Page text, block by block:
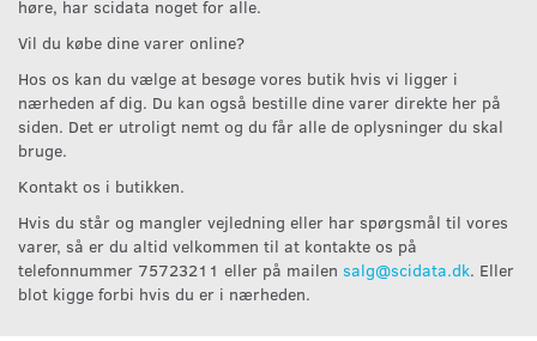
høre, har scidata noget for alle.
Vil du købe dine varer online?
Hos os kan du vælge at besøge vores butik hvis vi ligger i
nærheden af dig. Du kan også bestille dine varer direkte her på
siden. Det er utroligt nemt og du får alle de oplysninger du skal
bruge.
Kontakt os i butikken.
Hvis du står og mangler vejledning eller har spørgsmål til vores
varer, så er du altid velkommen til at kontakte os på
telefonnummer 75723211 eller på mailen salg@scidata.dk. Eller
blot kigge forbi hvis du er i nærheden.